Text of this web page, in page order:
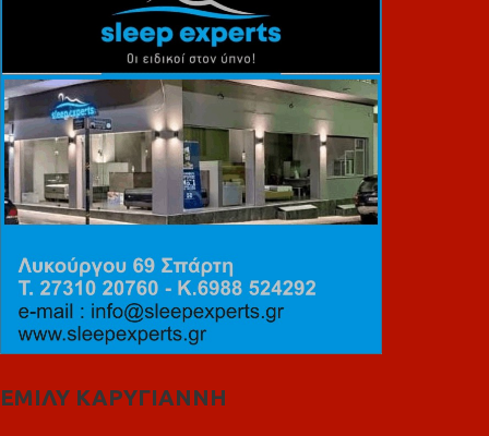
ΕΜΙΛΥ ΚΑΡΥΓΙΑΝΝΗ